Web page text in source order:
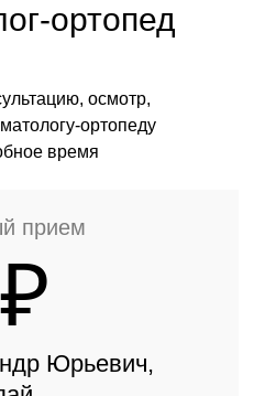
осмотр,
ортопеду
время
ортопед